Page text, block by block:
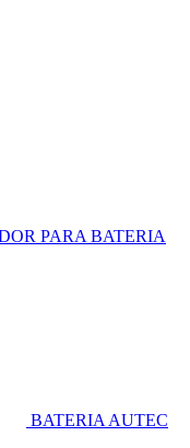
PARA BATERIA
BATERIA AUTEC